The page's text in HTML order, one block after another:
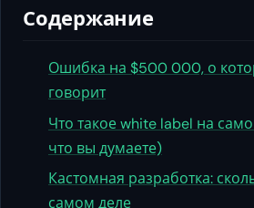
Содержание
Ошибка на $500 000, о
говорит
Что такое white label на
что вы думаете)
Кастомная разработка:
самом деле